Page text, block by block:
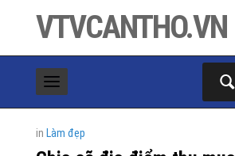
VTVCANTHO.VN
in Làm đẹp